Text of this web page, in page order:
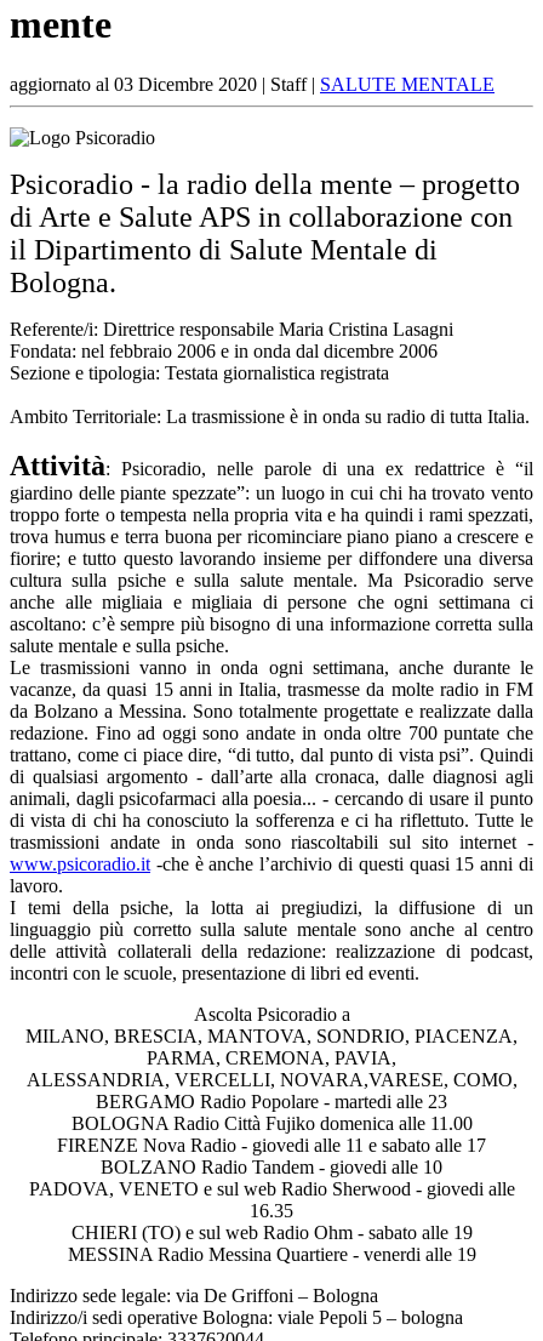
mente
aggiornato al 03 Dicembre 2020 | Staff | SALUTE MENTALE
Psicoradio - la radio della mente – progetto
di Arte e Salute APS in collaborazione con
il Dipartimento di Salute Mentale di
Bologna.
Referente/i: Direttrice responsabile Maria Cristina Lasagni
Fondata: nel febbraio 2006 e in onda dal dicembre 2006
Sezione e tipologia: Testata giornalistica registrata
Ambito Territoriale: La trasmissione è in onda su radio di tutta Italia.
Attività: Psicoradio, nelle parole di una ex redattrice è “il
giardino delle piante spezzate”: un luogo in cui chi ha trovato vento
troppo forte o tempesta nella propria vita e ha quindi i rami spezzati,
trova humus e terra buona per ricominciare piano piano a crescere e
fiorire; e tutto questo lavorando insieme per diffondere una diversa
cultura sulla psiche e sulla salute mentale. Ma Psicoradio serve
anche alle migliaia e migliaia di persone che ogni settimana ci
ascoltano: c’è sempre più bisogno di una informazione corretta sulla
salute mentale e sulla psiche.
Le trasmissioni vanno in onda ogni settimana, anche durante le
vacanze, da quasi 15 anni in Italia, trasmesse da molte radio in FM
da Bolzano a Messina. Sono totalmente progettate e realizzate dalla
redazione. Fino ad oggi sono andate in onda oltre 700 puntate che
trattano, come ci piace dire, “di tutto, dal punto di vista psi”. Quindi
di qualsiasi argomento - dall’arte alla cronaca, dalle diagnosi agli
animali, dagli psicofarmaci alla poesia... - cercando di usare il punto
di vista di chi ha conosciuto la sofferenza e ci ha riflettuto. Tutte le
trasmissioni andate in onda sono riascoltabili sul sito internet -
www.psicoradio.it -che è anche l’archivio di questi quasi 15 anni di
lavoro.
I temi della psiche, la lotta ai pregiudizi, la diffusione di un
linguaggio più corretto sulla salute mentale sono anche al centro
delle attività collaterali della redazione: realizzazione di podcast,
incontri con le scuole, presentazione di libri ed eventi.
Ascolta Psicoradio a
MILANO, BRESCIA, MANTOVA, SONDRIO, PIACENZA,
PARMA, CREMONA, PAVIA,
ALESSANDRIA, VERCELLI, NOVARA,VARESE, COMO,
BERGAMO Radio Popolare - martedi alle 23
BOLOGNA Radio Città Fujiko domenica alle 11.00
FIRENZE Nova Radio - giovedi alle 11 e sabato alle 17
BOLZANO Radio Tandem - giovedi alle 10
PADOVA, VENETO e sul web Radio Sherwood - giovedi alle
16.35
CHIERI (TO) e sul web Radio Ohm - sabato alle 19
MESSINA Radio Messina Quartiere - venerdi alle 19
Indirizzo sede legale: via De Griffoni – Bologna
Indirizzo/i sedi operative Bologna: viale Pepoli 5 – bologna